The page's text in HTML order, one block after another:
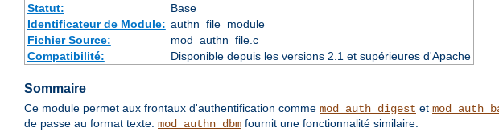
Statut:
Base
Identificateur de Module: authn_file_module
Fichier Source:
mod_authn_file.c
Compatibilité:
Disponible depuis les versions 2.1 et supérieures d'Apache
Sommaire
Ce module permet aux frontaux d'authentification comme mod_auth_digest et
de passe au format texte. mod_authn_dbm fournit une fonctionnalité similaire.